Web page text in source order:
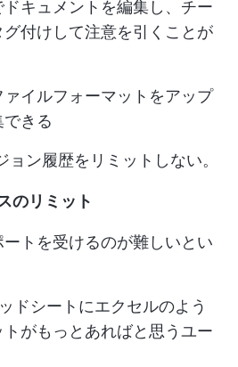
ドキュメントを編集し、チー
付けして注意を引くことが
イルフォーマットをアップ
きる
ョン履歴をリミットしない。
のリミット
トを受けるのが難しいとい
ドシートにエクセルのよう
がもっとあればと思うユー